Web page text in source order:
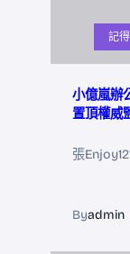
記得
小億嵐辦
置頂權威
張
Byadmin